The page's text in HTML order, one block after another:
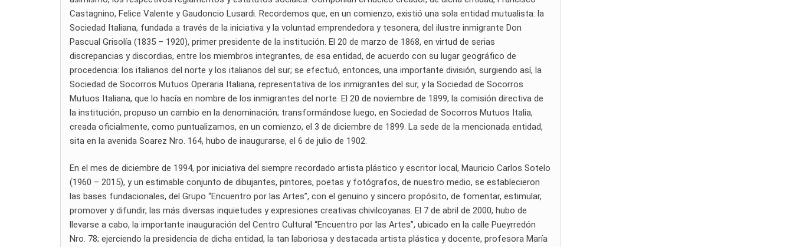
Castagnino, Felice Valente y Gaudoncio Lusardi. Recordemos que, en un comienzo, existió una sola entidad mutualista: la
Sociedad Italiana, fundada a través de la iniciativa y la voluntad emprendedora y tesonera, del ilustre inmigrante Don
Pascual Grisolía (1835 – 1920), primer presidente de la institución. El 20 de marzo de 1868, en virtud de serias
discrepancias y discordias, entre los miembros integrantes, de esa entidad, de acuerdo con su lugar geográfico de
procedencia: los italianos del norte y los italianos del sur; se efectuó, entonces, una importante división, surgiendo así, la
Sociedad de Socorros Mutuos Operaria Italiana, representativa de los inmigrantes del sur, y la Sociedad de Socorros
Mutuos Italiana, que lo hacía en nombre de los inmigrantes del norte. El 20 de noviembre de 1899, la comisión directiva de
la institución, propuso un cambio en la denominación; transformándose luego, en Sociedad de Socorros Mutuos Italia,
creada oficialmente, como puntualizamos, en un comienzo, el 3 de diciembre de 1899. La sede de la mencionada entidad,
sita en la avenida Soarez Nro. 164, hubo de inaugurarse, el 6 de julio de 1902.
En el mes de diciembre de 1994, por iniciativa del siempre recordado artista plástico y escritor local, Mauricio Carlos Sotelo
(1960 – 2015), y un estimable conjunto de dibujantes, pintores, poetas y fotógrafos, de nuestro medio, se establecieron
las bases fundacionales, del Grupo “Encuentro por las Artes”, con el genuino y sincero propósito, de fomentar, estimular,
promover y difundir, las más diversas inquietudes y expresiones creativas chivilcoyanas. El 7 de abril de 2000, hubo de
llevarse a cabo, la importante inauguración del Centro Cultural “Encuentro por las Artes”, ubicado en la calle Pueyrredón
Nro. 78; ejerciendo la presidencia de dicha entidad, la tan laboriosa y destacada artista plástica y docente, profesora María